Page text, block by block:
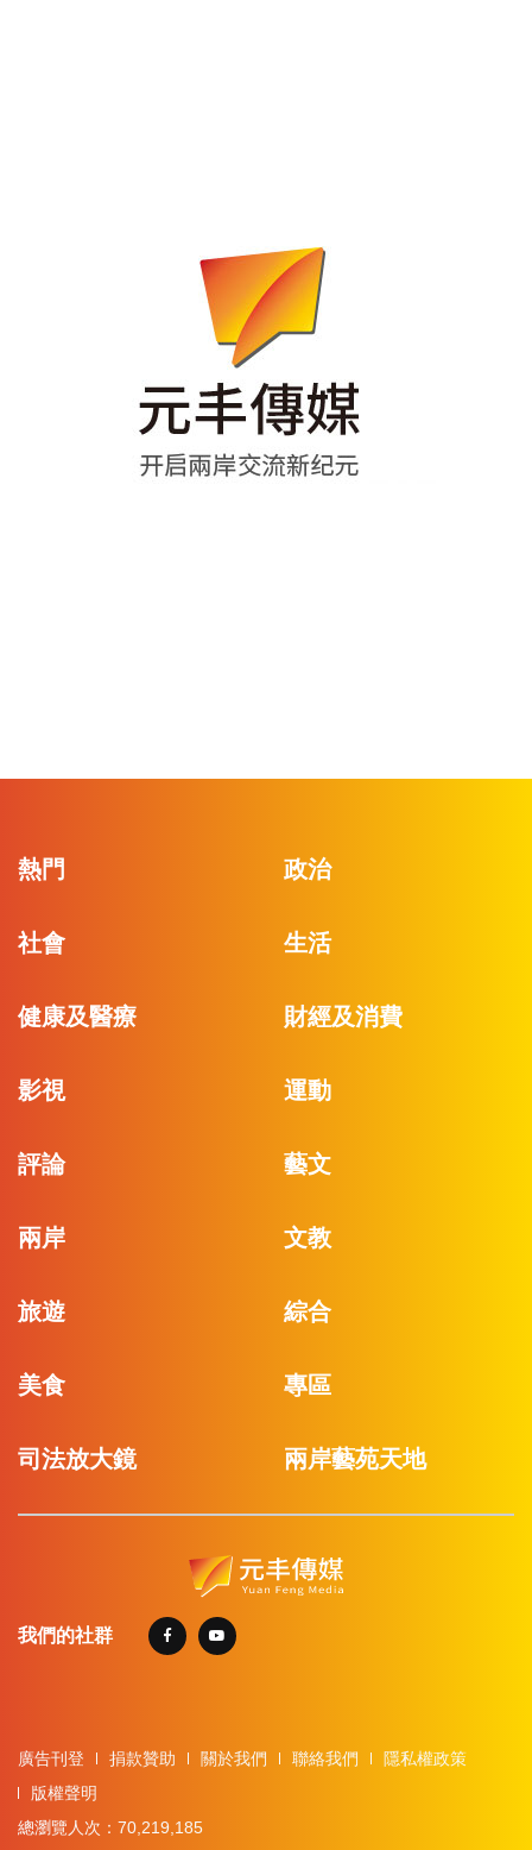
熱門 政治
社會 生活
健康及醫療 財經及消費
影視 運動
評論 藝文
兩岸 文教
旅遊 綜合
美食 專區
司法放大鏡 兩岸藝苑天地
我們的社群
廣告刊登 捐款贊助 關於我們 聯絡我們
隱私權政策
版權聲明
總瀏覽人次：70,219,185